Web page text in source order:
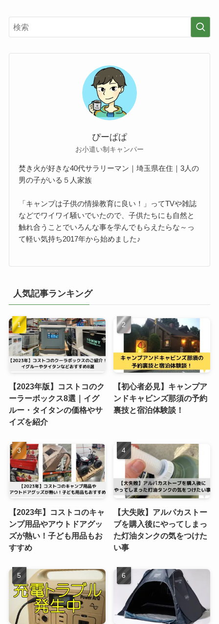
ぴーぱぱ
お小遣い制キャンパー
焚き火が好きな40代サラリーマン｜埼玉県在住｜3人の
男の子がいる５人家族
「キャンプは子供の情操教育に良い！」ってTVや雑誌
などでワイワイ騒いでいたので、子供たちにも自然と
触れ合うことでいろんな事を学んでもらえたらな～っ
て軽い気持ち2017年から始めました♪
人気記事ランキング
【2023年版】コストコのク
ーラーボックス8選｜イグ
ルー・タイタンの価格やサ
イズを紹介
【初心者必見】キャンプア
ンドキャビンズ那須の予約
裏技と宿泊体験談！
【2023年】コストコのキャ
ンプ用品やアウトドアグッ
ズが熱い！子ども用品もお
すすめ
【大失敗】アルパカストー
ブを購入後にやってしまっ
た灯油タンクの気をつけた
い事